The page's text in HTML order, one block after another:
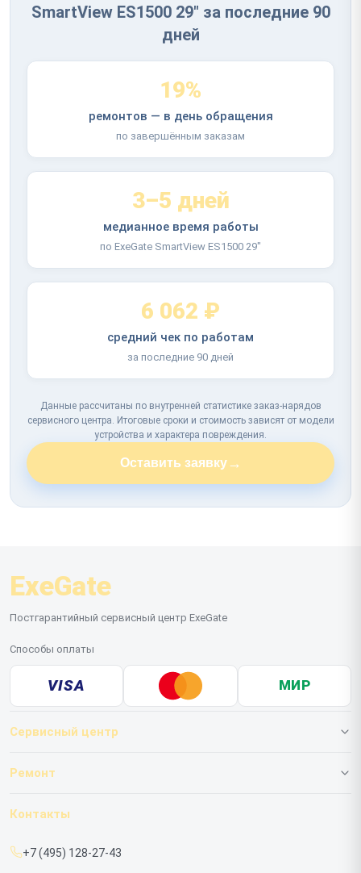
SmartView ES1500 29" за последние 90
дней
19%
ремонтов — в день обращения
по завершённым заказам
3–5 дней
медианное время работы
по ExeGate SmartView ES1500 29"
6 062 ₽
средний чек по работам
за последние 90 дней
Данные рассчитаны по внутренней статистике заказ-нарядов
сервисного центра. Итоговые сроки и стоимость зависят от модели
устройства и характера повреждения.
Оставить заявку→
ExeGate
Постгарантийный сервисный центр ExeGate
Способы оплаты
VISA МИР
Сервисный центр
О нашем сервисе
Срочный ремонт
Ремонт
ИБП
Контакты
+7 (495) 128-27-43